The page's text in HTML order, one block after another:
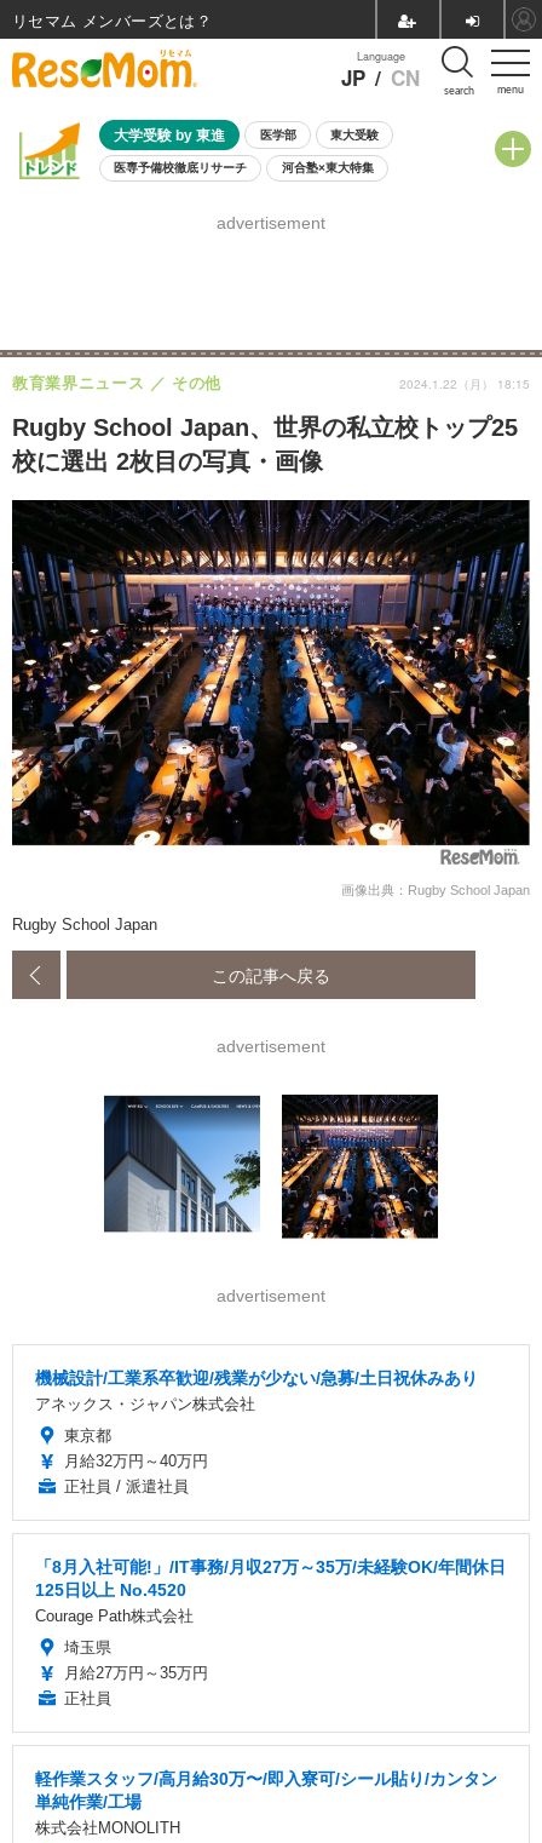
menu
Language
JP / CN search
大学受験 by 東進 医学部 東大受験
医専予備校徹底リサーチ 河合塾×東大特集
8月開催学校説明会・相談会
advertisement
Rugby School Japan、世界の私立校トップ25
校に選出 2枚目の写真・画像
教育業界ニュース その他 2024.1.22（月） 18:15
画像出典：Rugby School Japan
Rugby School Japan
この記事へ戻る
advertisement
advertisement
機械設計/工業系卒歓迎/残業が少ない/急募/土日祝休みあり
アネックス・ジャパン株式会社
東京都
月給32万円～40万円
正社員 / 派遣社員
「8月入社可能!」/IT事務/月収27万～35万/未経験OK/年間休日
125日以上 No.4520
Courage Path株式会社
埼玉県
月給27万円～35万円
正社員
軽作業スタッフ/高月給30万〜/即入寮可/シール貼り/カンタン
単純作業/工場
株式会社MONOLITH
リセマム メンバーズ